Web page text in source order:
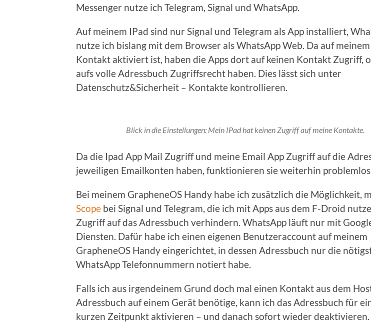
Messenger nutze ich Telegram, Signal und WhatsApp.
Auf meinem IPad sind nur Signal und Telegram als App installiert,
nutze ich bislang mit dem Browser als WhatsApp Web. Da auf
Kontakt aktiviert ist, haben die Apps dort auf keinen Kontakt Zugriff,
aufs volle Adressbuch Zugriffsrecht haben. Dies lässt sich unter
Datenschutz&Sicherheit – Kontakte kontrollieren.
Blick in die Einstellungen: Mein IPad hat keinen Zugriff auf meine Kontakte.
Da die Ipad App Mail Zugriff und meine Email App Zugriff auf die
jeweiligen Emailkonten haben, funktionieren sie weiterhin
Bei meinem GrapheneOS Handy habe ich zusätzlich die Möglichkeit,
Scope bei Signal und Telegram, die ich mit Apps aus dem F-Droid
Zugriff auf das Adressbuch verhindern. WhatsApp läuft nur mit
Diensten. Dafür habe ich einen eigenen Benutzeraccount auf meinem
GrapheneOS Handy eingerichtet, in dessen Adressbuch nur die
WhatsApp Telefonnummern notiert habe.
Falls ich aus irgendeinem Grund doch mal einen Kontakt aus dem
Adressbuch auf einem Gerät benötige, kann ich das Adressbuch für
kurzen Zeitpunkt aktivieren – und danach sofort wieder